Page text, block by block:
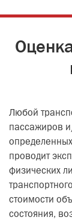
Любой
пассажиров
проводит
физических
стоимости
состояния,